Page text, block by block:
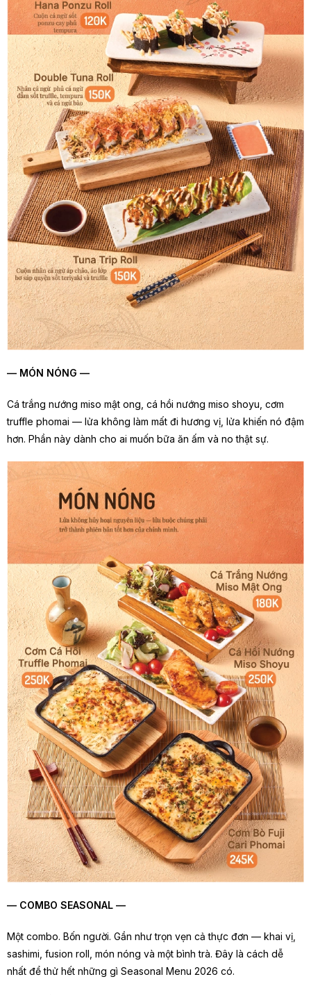
— MÓN NÓNG —
Cá trắng nướng miso mật ong, cá hồi nướng miso shoyu, cơm
truffle phomai — lửa không làm mất đi hương vị, lửa khiến nó đậm
hơn. Phần này dành cho ai muốn bữa ăn ấm và no thật sự.
— COMBO SEASONAL —
Một combo. Bốn người. Gần như trọn vẹn cả thực đơn — khai vị,
sashimi, fusion roll, món nóng và một bình trà. Đây là cách dễ
nhất để thử hết những gì Seasonal Menu 2026 có.